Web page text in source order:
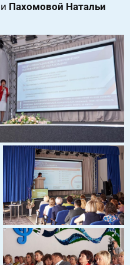
Пахомовой Натальи